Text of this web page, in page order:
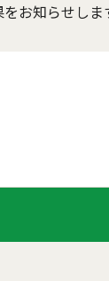
お知らせしま